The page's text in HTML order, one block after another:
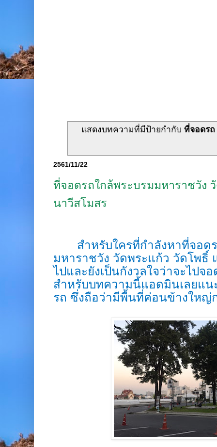
แสดงบทความที่มีป้ายกำกับที่จอดรถ
2561/11/22
ที่จอดรถใกล้พระบรมมหาราชวัง
นาวีสโมสร
สำหรับใครที่กำลังหาที่จอดร
มหาราชวัง วัดพระแก้ว วัดโพธิ์
ไปและยังเป็นกังวลใจว่าจะไปจ
สำหรับบทความนี้แอดมินเลยแ
รถ ซึ่งถือว่ามีพื้นที่ค่อนข้างใหญ่